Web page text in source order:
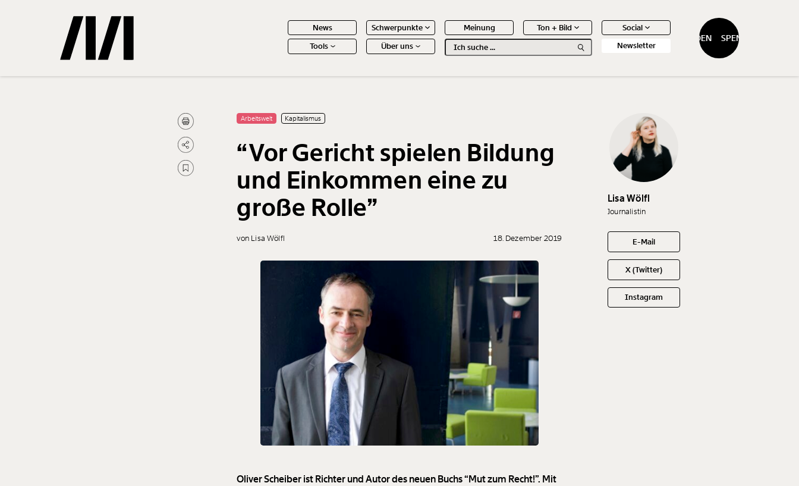
News Schwerpunkte Meinung Ton + Bild
Social
Tools
Über uns Newsletter
SPENDEN SPENDEN
Gemerkte Inhalte
Treffer 0Artikel
Arbeitswelt Kapitalismus
“Vor Gericht spielen Bildung
und Einkommen eine zu
große Rolle”
von Lisa Wölfl 18. Dezember 2019
Oliver Scheiber ist Richter und Autor des neuen Buchs “Mut zum Recht!”. Mit
Lisa Wölfl
Journalistin
E-Mail
X (Twitter)
Instagram